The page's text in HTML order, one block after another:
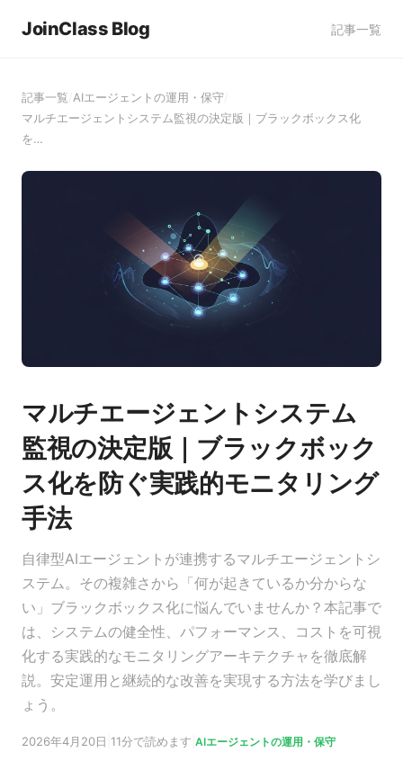
JoinClass Blog 記事一覧
記事一覧 AIエージェントの運用・保守
マルチエージェントシステム監視の決定版｜ブラックボックス化
を…
マルチエージェントシステム
監視の決定版｜ブラックボック
ス化を防ぐ実践的モニタリング
手法
自律型AIエージェントが連携するマルチエージェントシ
ステム。その複雑さから「何が起きているか分からな
い」ブラックボックス化に悩んでいませんか？本記事で
は、システムの健全性、パフォーマンス、コストを可視
化する実践的なモニタリングアーキテクチャを徹底解
説。安定運用と継続的な改善を実現する方法を学びまし
ょう。
2026年4月20日 11分で読めます AIエージェントの運用・保守